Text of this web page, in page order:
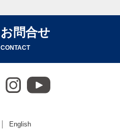
お問合せ
CONTACT
English